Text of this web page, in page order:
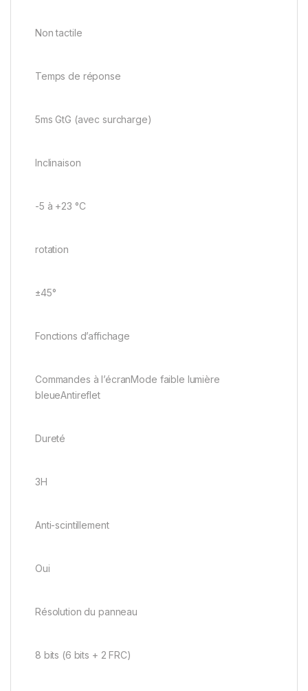
Non tactile
Temps de réponse
5ms GtG (avec surcharge)
Inclinaison
-5 à +23 °C
rotation
±45°
Fonctions d’affichage
Commandes à l’écranMode faible lumière
bleueAntireflet
Dureté
3H
Anti-scintillement
Oui
Résolution du panneau
8 bits (6 bits + 2 FRC)